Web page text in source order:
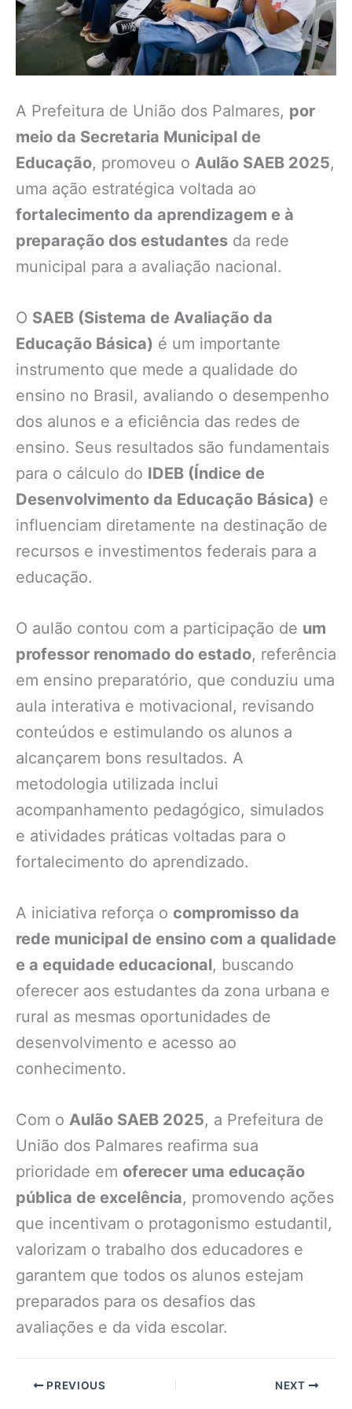
A Prefeitura de União dos Palmares, por
meio da Secretaria Municipal de
Educação, promoveu o Aulão SAEB 2025,
uma ação estratégica voltada ao
fortalecimento da aprendizagem e à
preparação dos estudantes da rede
municipal para a avaliação nacional.
O SAEB (Sistema de Avaliação da
Educação Básica) é um importante
instrumento que mede a qualidade do
ensino no Brasil, avaliando o desempenho
dos alunos e a eficiência das redes de
ensino. Seus resultados são fundamentais
para o cálculo do IDEB (Índice de
Desenvolvimento da Educação Básica) e
influenciam diretamente na destinação de
recursos e investimentos federais para a
educação.
O aulão contou com a participação de um
professor renomado do estado, referência
em ensino preparatório, que conduziu uma
aula interativa e motivacional, revisando
conteúdos e estimulando os alunos a
alcançarem bons resultados. A
metodologia utilizada inclui
acompanhamento pedagógico, simulados
e atividades práticas voltadas para o
fortalecimento do aprendizado.
A iniciativa reforça o compromisso da
rede municipal de ensino com a qualidade
e a equidade educacional, buscando
oferecer aos estudantes da zona urbana e
rural as mesmas oportunidades de
desenvolvimento e acesso ao
conhecimento.
Com o Aulão SAEB 2025, a Prefeitura de
União dos Palmares reafirma sua
prioridade em oferecer uma educação
pública de excelência, promovendo ações
que incentivam o protagonismo estudantil,
valorizam o trabalho dos educadores e
garantem que todos os alunos estejam
preparados para os desafios das
avaliações e da vida escolar.
PREVIOUS NEXT